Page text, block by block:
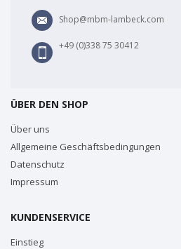
Shop@mbm-lambeck.com
+49 (0)338 75 30412
ÜBER DEN SHOP
Über uns
Allgemeine Geschäftsbedingungen
Datenschutz
Impressum
KUNDENSERVICE
Einstieg